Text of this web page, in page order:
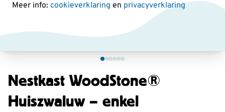
Meer info: cookieverklaring en privacyverklaring
Nestkast WoodStone®
Huiszwaluw – enkel